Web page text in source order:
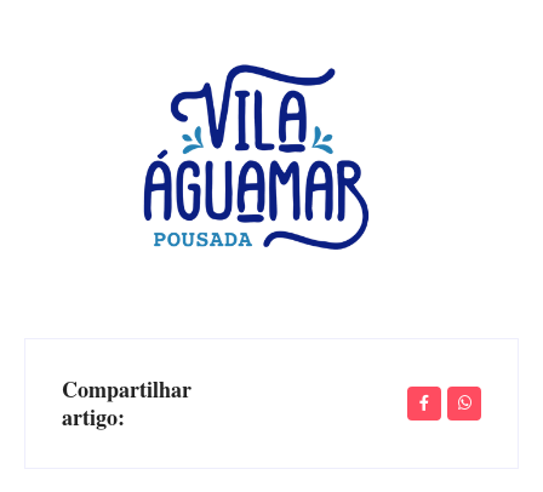
Compartilhar
artigo: